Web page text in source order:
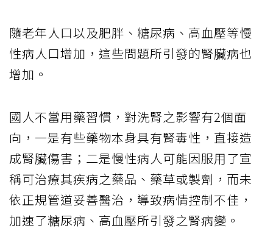
隨老年人口以及肥胖、糖尿病、高血壓等慢
性病人口增加，這些問題所引發的腎臟病也
增加。
國人不當用藥習慣，對洗腎之影響有2個面
向，一是有些藥物本身具有腎毒性，直接造
成腎臟傷害；二是慢性病人可能因服用了宣
稱可治療其疾病之藥品、藥草或製劑，而未
依正規管道妥善醫治，導致病情控制不佳，
加速了糖尿病、高血壓所引發之腎病變。